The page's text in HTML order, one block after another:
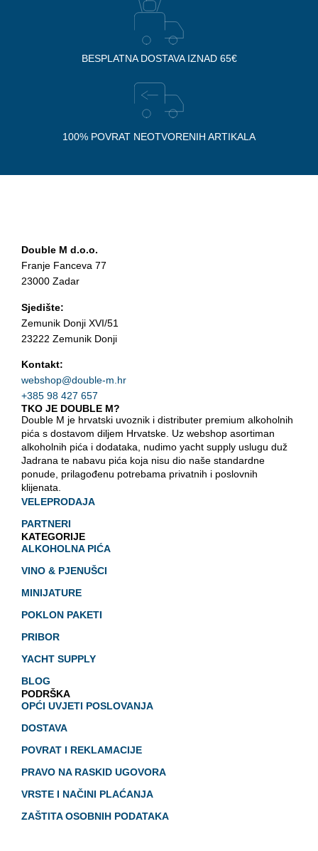
BESPLATNA DOSTAVA IZNAD 65€
100% POVRAT NEOTVORENIH ARTIKALA
Double M d.o.o.
Franje Fanceva 77
23000 Zadar
Sjedište:
Zemunik Donji XVI/51
23222 Zemunik Donji
Kontakt:
webshop@double-m.hr
+385 98 427 657
TKO JE DOUBLE M?
Double M je hrvatski uvoznik i distributer premium alkoholnih
pića s dostavom diljem Hrvatske. Uz webshop asortiman
alkoholnih pića i dodataka, nudimo yacht supply uslugu duž
Jadrana te nabavu pića koja nisu dio naše standardne
ponude, prilagođenu potrebama privatnih i poslovnih
klijenata.
VELEPRODAJA
PARTNERI
KATEGORIJE
ALKOHOLNA PIĆA
VINO & PJENUŠCI
MINIJATURE
POKLON PAKETI
PRIBOR
YACHT SUPPLY
BLOG
PODRŠKA
OPĆI UVJETI POSLOVANJA
DOSTAVA
POVRAT I REKLAMACIJE
PRAVO NA RASKID UGOVORA
VRSTE I NAČINI PLAĆANJA
ZAŠTITA OSOBNIH PODATAKA